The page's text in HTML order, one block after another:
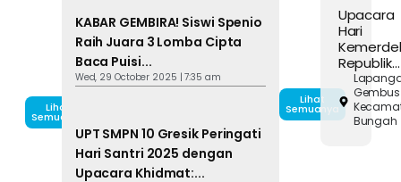
Lihat
Semuanya
KABAR GEMBIRA! Siswi Spenio
Raih Juara 3 Lomba Cipta
Baca Puisi...
Wed, 29 October 2025 | 7:35 am
UPT SMPN 10 Gresik Peringati
Hari Santri 2025 dengan
Upacara Khidmat:...
Lihat
Semuanya
Upacara
Hari
Republik...
Gembus
Bungah